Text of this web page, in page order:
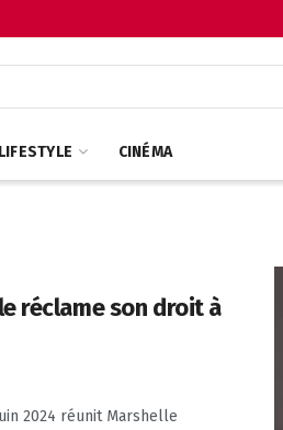
LIFESTYLE CINÉMA
réclame son droit à
2024 réunit Marshelle